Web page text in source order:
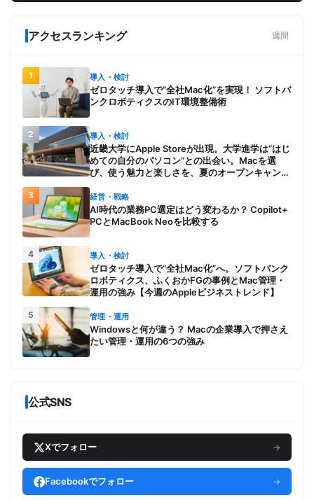
アクセスランキング 週間
1 導入・検討
ゼロタッチ導入で“全社Mac化”を実現！ ソフトバ
ンクロボティクスのIT環境整備術
2 導入・検討
近畿大学にApple Storeが出現。大学進学は“はじ
めての自分のパソコン”との出会い。Macを選
び、使う魅力と楽しさを、夏のオープンキャンパ
3 経営・戦略
AI時代の業務PC選定はどう変わるか？ Copilot+
PCとMacBook Neoを比較する
4 導入・検討
ゼロタッチ導入で“全社Mac化”へ。ソフトバンク
ロボティクス、ふくおかFGの事例とMac管理・
運用の強み【今週のAppleビジネストレンド】
5 管理・運用
Windowsと何が違う？ Macの企業導入で押さえ
たい管理・運用の6つの強み
公式SNS
Xでフォロー →
Facebookでフォロー →